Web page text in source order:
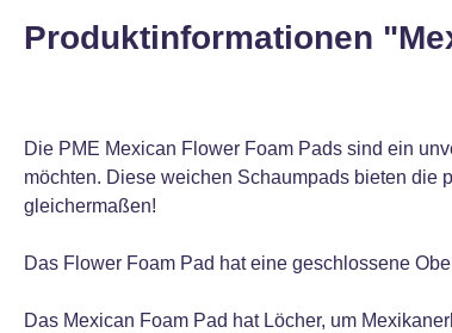
Produktinformationen
Die PME Mexican Flower Foam Pads sind ein
möchten. Diese weichen Schaumpads bieten die
gleichermaßen!
Das Flower Foam Pad hat eine geschlossene
Das Mexican Foam Pad hat Löcher, um